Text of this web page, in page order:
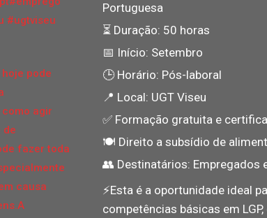
Portuguesa
⏳ Duração: 50 horas
📅 Início: Setembro
🕒 Horário: Pós-laboral
📍 Local: UGT Viseu
✅ Formação gratuita e
🍽️ Direito a subsídio de
👥 Destinatários: Empregados
⚡️Esta é a oportunidade ideal
competências básicas em